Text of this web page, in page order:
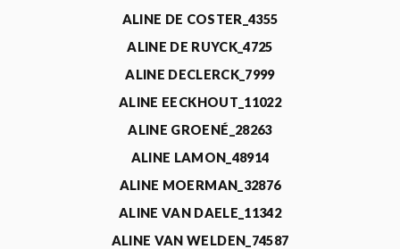
ALINE DE COSTER_4355
ALINE DE RUYCK_4725
ALINE DECLERCK_7999
ALINE EECKHOUT_11022
ALINE GROENÉ_28263
ALINE LAMON_48914
ALINE MOERMAN_32876
ALINE VAN DAELE_11342
ALINE VAN WELDEN_74587